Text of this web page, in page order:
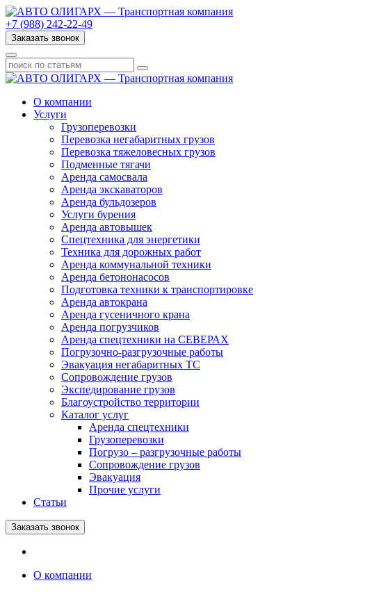
+7 (988) 242-22-49
Заказать звонок
О компании
Услуги
Грузоперевозки
Перевозка негабаритных грузов
Перевозка тяжеловесных грузов
Подменные тягачи
Аренда самосвала
Аренда экскаваторов
Аренда бульдозеров
Услуги бурения
Аренда автовышек
Спецтехника для энергетики
Техника для дорожных работ
Аренда коммунальной техники
Аренда бетононасосов
Подготовка техники к транспортировке
Аренда автокрана
Аренда гусеничного крана
Аренда погрузчиков
Аренда спецтехники на СЕВЕРАХ
Погрузочно-разгрузочные работы
Эвакуация негабаритных ТС
Сопровождение грузов
Экспедирование грузов
Благоустройство территории
Каталог услуг
Аренда спецтехники
Грузоперевозки
Погрузо – разгрузочные работы
Сопровождение грузов
Эвакуация
Прочие услуги
Статьи
Заказать звонок
О компании